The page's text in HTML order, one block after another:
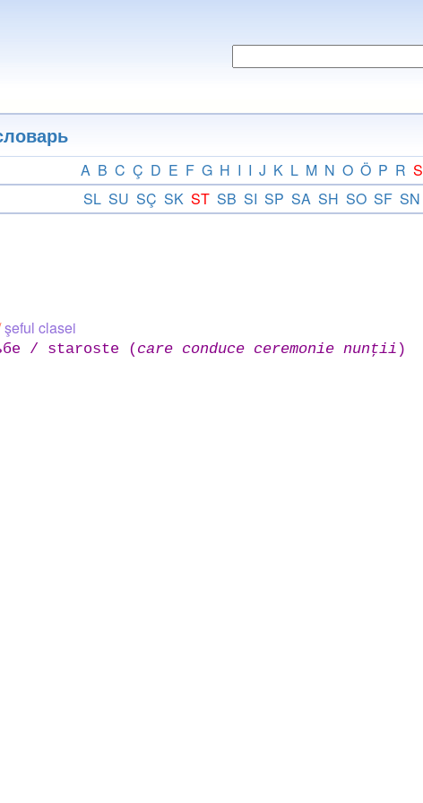
A B C Ç D E F G H I I J K L M N O Ö P R S
SL SU SÇ SK ST SB SI SP SA SH SO SF SN
şeful clasei
/ staroste (care conduce ceremonie nunţii )